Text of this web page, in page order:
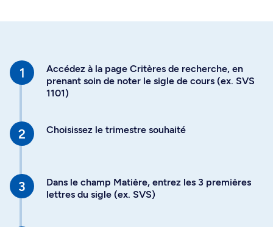
Accédez à la page Critères de recherche, en
prenant soin de noter le sigle de cours (ex. SVS
1101)
Choisissez le trimestre souhaité
Dans le champ Matière, entrez les 3 premières
lettres du sigle (ex. SVS)